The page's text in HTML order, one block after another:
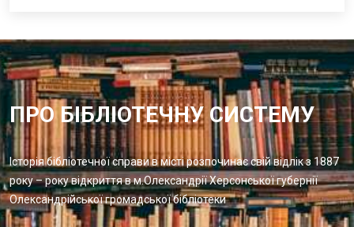
ПРО БІБЛІОТЕЧНУ СИСТЕМУ
Історія бібліотечної справи в місті розпочинає свій відлік з 1887
року – року відкриття в м.Олександрії Херсонської губернії
Олександрійської громадської бібліотеки